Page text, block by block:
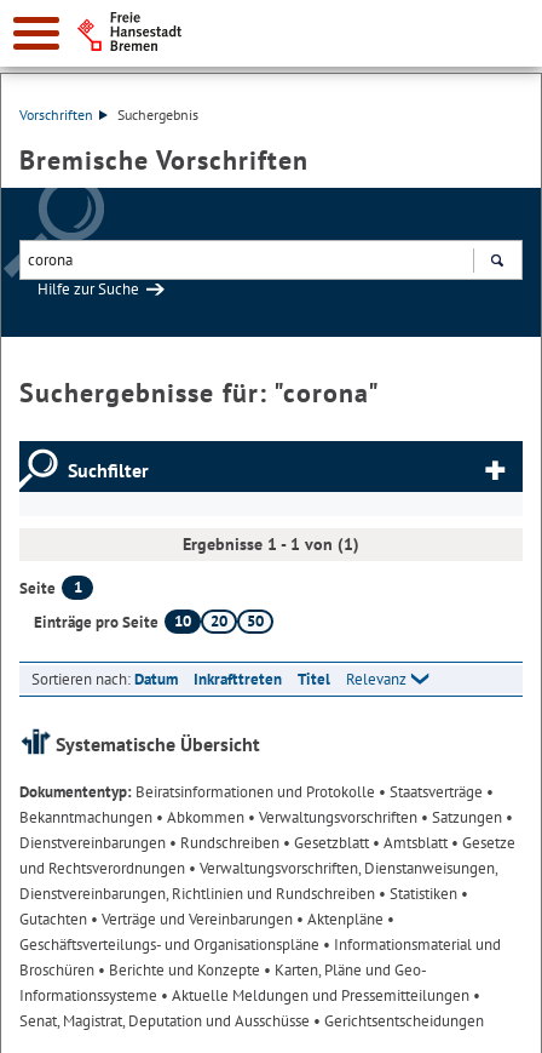
Vorschriften Suchergebnis
Bremische Vorschriften
Hilfe zur Suche
Suchergebnisse für: "corona"
Suchfilter
Ergebnisse 1 - 1 von (1)
Seite
1
Einträge pro Seite
10 20 50
Sortieren nach:Datum Inkrafttreten Titel Relevanz
Systematische Übersicht
Dokumententyp: Beiratsinformationen und Protokolle • Staatsverträge •
Bekanntmachungen • Abkommen • Verwaltungsvorschriften • Satzungen •
Dienstvereinbarungen • Rundschreiben • Gesetzblatt• Amtsblatt• Gesetze
und Rechtsverordnungen • Verwaltungsvorschriften, Dienstanweisungen,
Dienstvereinbarungen, Richtlinien und Rundschreiben • Statistiken •
Gutachten • Verträge und Vereinbarungen • Aktenpläne •
Geschäftsverteilungs- und Organisationspläne • Informationsmaterial und
Broschüren • Berichte und Konzepte • Karten, Pläne und Geo-
Informationssysteme • Aktuelle Meldungen und Pressemitteilungen •
Senat, Magistrat, Deputation und Ausschüsse • Gerichtsentscheidungen